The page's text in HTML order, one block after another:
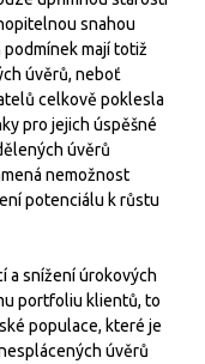
snahou
mají totiž
úvěrů, neboť
celkově poklesla
pro jejich úspěšné
úvěrů
nemožnost
potenciálu k růstu
a snížení úrokových
portfoliu klientů, to
populace, které je
úvěrů